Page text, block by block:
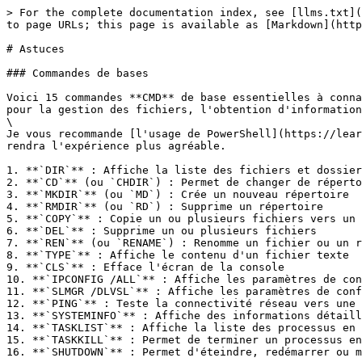
> For the complete documentation index, see [llms.txt](https://wiki.chamallow.com/llms.txt). Markdown versions of documentation pages are available by appending `.md` to page URLs; this page is available as [Markdown](https://wiki.chamallow.com/1.-technologie/os/windows11/astuces.md).

# Astuces

### Commandes de bases

Voici 15 commandes **CMD** de base essentielles à connaître pour l'utilisation du terminal (l'invite de commandes) sous Windows. Elles sont particulièrement utiles pour la gestion des fichiers, l'obtention d'informations système et le dépannage réseau.\
\
Je vous recommande [l'usage de PowerShell](https://learn.microsoft.com/fr-fr/powershell/scripting/install/installing-powershell-on-windows?view=powershell-7.4) qui rendra l'expérience plus agréable.

1. **`DIR`** : Affiche la liste des fichiers et dossiers du répertoire courant
2. **`CD`** (ou `CHDIR`) : Permet de changer de répertoire ou d'afficher le répertoire courant
3. **`MKDIR`** (ou `MD`) : Crée un nouveau répertoire
4. **`RMDIR`** (ou `RD`) : Supprime un répertoire
5. **`COPY`** : Copie un ou plusieurs fichiers vers un autre emplacement
6. **`DEL`** : Supprime un ou plusieurs fichiers
7. **`REN`** (ou `RENAME`) : Renomme un fichier ou un répertoire
8. **`TYPE`** : Affiche le contenu d'un fichier texte
9. **`CLS`** : Efface l'écran de la console
10. **`IPCONFIG /ALL`** : Affiche les paramètres de configuration réseau
11. **`SLMGR /DLVSL`** : Affiche les paramètres de configuration réseau
12. **`PING`** : Teste la connectivité réseau vers une adresse IP ou un nom de domaine
13. **`SYSTEMINFO`** : Affiche des informations détaillées sur la configuration du système
14. **`TASKLIST`** : Affiche la liste des processus en cours d'exécution
15. **`TASKKILL`** : Permet de terminer un processus en cours d'exécution
16. **`SHUTDOWN`** : Permet d'éteindre, redémarrer ou mettre en veille l'ordinateur

***

### Télémétrie pilotes carte graphique Nvidia

Penser à désactiver la télémétrie activée par défaut de la suite *GeForce Experience*, un logiciel de **Nvidia** accompagnant bien souvent les drivers de la carte graphique. Ils remontent automatiquement des informations sur votre système au fabricant.\
\
Avec le refrain classique "nous nous servons de cette télémétrie pour améliorer ses pilotes et l'expérience de ses utilisateurs". Mais comme tout est chiffré, il n'y aucun moyen de savoir ce qui est envoyé réellement. Il n'est possible de désactiver cette option depuis l'interface des pilotes.\
\
Il vous sera nécessaire soit de vous plonger dans les tâches planifiées, le registre et les services de Windows en suivant par exemple [ce guide de PC-Astuces](https://www.pcastuces.com/pratique/astuces/4871.htm), ou un installant [ce package depuis Chocolatey](https://chocolatey.org/packages/disable-nvidia-telemetry).

***

### **Désactiver les services inutiles**

Pour des solutions officielles concernant l'optimisation de Windows, afin de Désactiver les services inutile&#x73;**,** il y a... le site de Microsoft (:

{% embed url="<https://learn.microsoft.com/fr-fr/windows/iot/iot-enterprise/optimize-your-device/services>" %}

***

### Lancer des applications automatiquement au démarrage

1. Sélectionnez le bouton **Démarrer** et faites défiler jusqu’à